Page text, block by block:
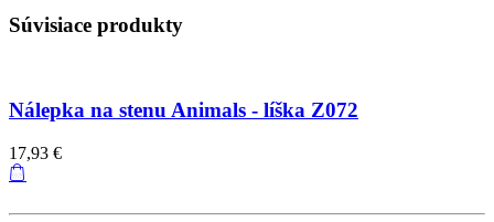
Súvisiace produkty
Nálepka na stenu Animals - líška Z072
17,93 €